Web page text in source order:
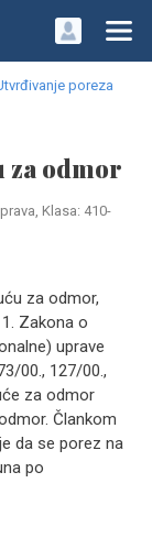
poreza
za odmor
Klasa: 410-
za odmor,
Zakona o
uprave
00., 127/00.,
za odmor
Člankom
da se porez na
po